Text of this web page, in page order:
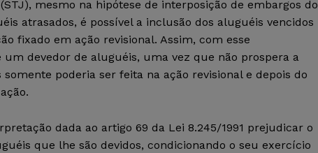
mesmo na hipótese de interposição de embargos do
atrasados, é possível a inclusão dos aluguéis vencidos
fixado em ação revisional. Assim, com esse
devedor de aluguéis, uma vez que não prospera a
poderia ser feita na ação revisional e depois do
dada ao artigo 69 da Lei 8.245/1991 prejudicar o
que lhe são devidos, condicionando o seu exercício